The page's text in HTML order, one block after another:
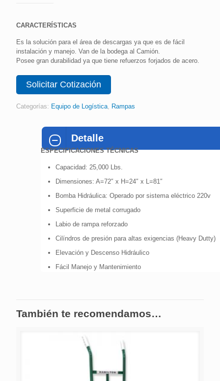
CARACTERÍSTICAS
Es la solución para el área de descargas ya que es de fácil
instalación y manejo. Van de la bodega al Camión.
Posee gran durabilidad ya que tiene refuerzos forjados de acero.
Solicitar Cotización
Categorías: Equipo de Logística, Rampas
Detalle
ESPECIFICACIONES TÉCNICAS
Capacidad: 25,000 Lbs.
Dimensiones: A=72″ x H=24″ x L=81″
Bomba Hidráulica: Operado por sistema eléctrico 220v
Superficie de metal corrugado
Labio de rampa reforzado
Cilíndros de presión para altas exigencias (Heavy Dutty)
Elevación y Descenso Hidráulico
Fácil Manejo y Mantenimiento
También te recomendamos…